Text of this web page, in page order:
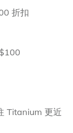
2026 最
價
解析：探索
大？
晚！極速升
略
大等級、
折扣
Titanium 更近